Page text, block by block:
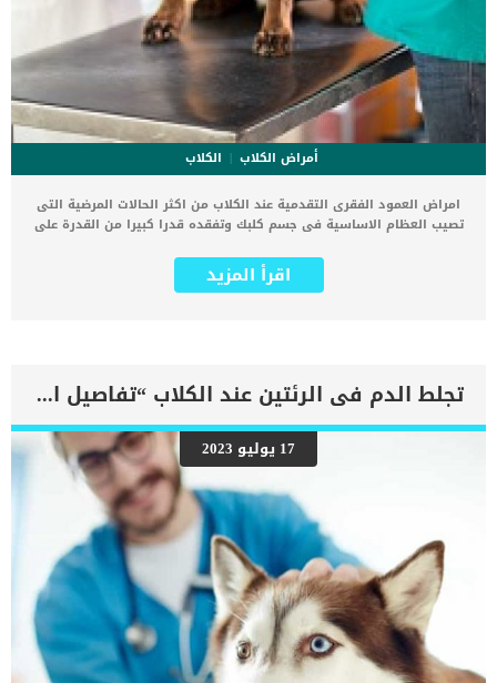
أمراض الكلاب
الكلاب
امراض العمود الفقرى التقدمية عند الكلاب من اكثر الحالات المرضية التى
تصيب العظام الاساسية فى جسم كلبك وتفقده قدرا كبيرا من القدرة على
سنًا ، لكن القليل منها يصيب الكلاب الأصغر سنًا بسبب الجينات أو أمراض
أخرى مثل السرطان. تتطور امراض العمود الفقرى التقدمية الى ان تصل
اعتلال. اقرأ ايضا:ما هو التهاب القرص الفقرى عند الكلاب ؟ كما تعتبر
امراض العمود الفقرى التقدمية احد علامات الشيخوخة وتحتاج الى ادارة
ورعاية تامة. ترتبط هذذه الامراض بمجموعة من الاعراض سنتعرف عليها
من خلال هذا المقال. كما سنقدم لك مجموعة من الاسباب الكامنة خلف
هذه الحالة والخطوات التشخيصية للحالة وافضل الطرق العلاجية . اعراض
امراض العمود الفقرى التقدمية عند الكلاب تتفاقم هذه الأمراض بمرور
الوقت ، خاصةً إذا لم يتم علاجها أو سوء إدارتها. كما تؤثر الأعراض المبكرة
بشكل عام على أسفل الظهر والساقين الخلفيتين للكلاب: مشية مهتزة أو
متقطعة أو غير منسقة سحب الكفوفرقة […]
اقرأ المزيد
تجلط الدم فى الرئتين عند الكلاب “تفاصيل الحالة”
17 يوليو 2023